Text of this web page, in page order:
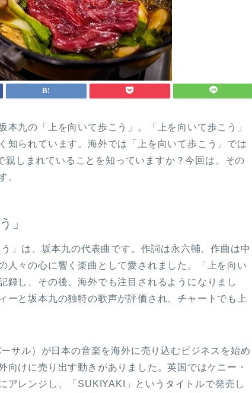
本九の「上を向いて歩こう」。「上を向いて歩こう」
知られています。海外では「上を向いて歩こう」では
しまれていることを知っていますか？今回は、その
。
」
」は、坂本九の代表曲です。作詞は永六輔、作曲は中
人々の心に響く楽曲として愛されました。「上を向い
録し、その後、海外でも注目されるようになりまし
ーと坂本九の独特の歌声が評価され、チャートでも上
サル）が日本の音楽を海外に売り込むビジネスを始め
向けに売り出す動きがありました。英国ではケニー・
アレンジし、「SUKIYAKI」というタイトルで発売し